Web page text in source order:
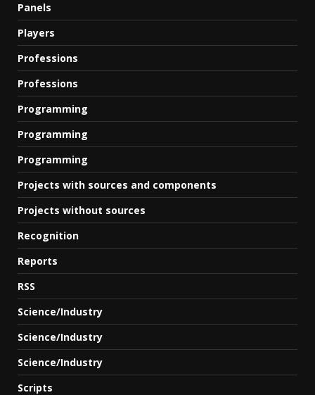
Panels
Players
Professions
Professions
Programming
Programming
Programming
Projects with sources and components
Projects without sources
Recognition
Reports
RSS
Science/Industry
Science/Industry
Science/Industry
Scripts